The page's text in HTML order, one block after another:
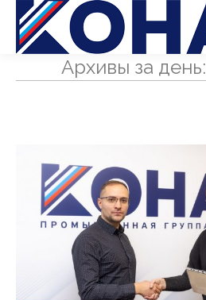
Архивы за день: